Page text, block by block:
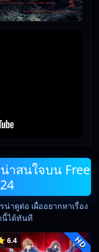
าสนใจบน Free
น่าดูต่อ เผื่ออยากหาเรื่อง
นี้ได้ทันที
6.4 HD